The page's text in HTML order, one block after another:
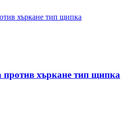
против хъркане тип щипка